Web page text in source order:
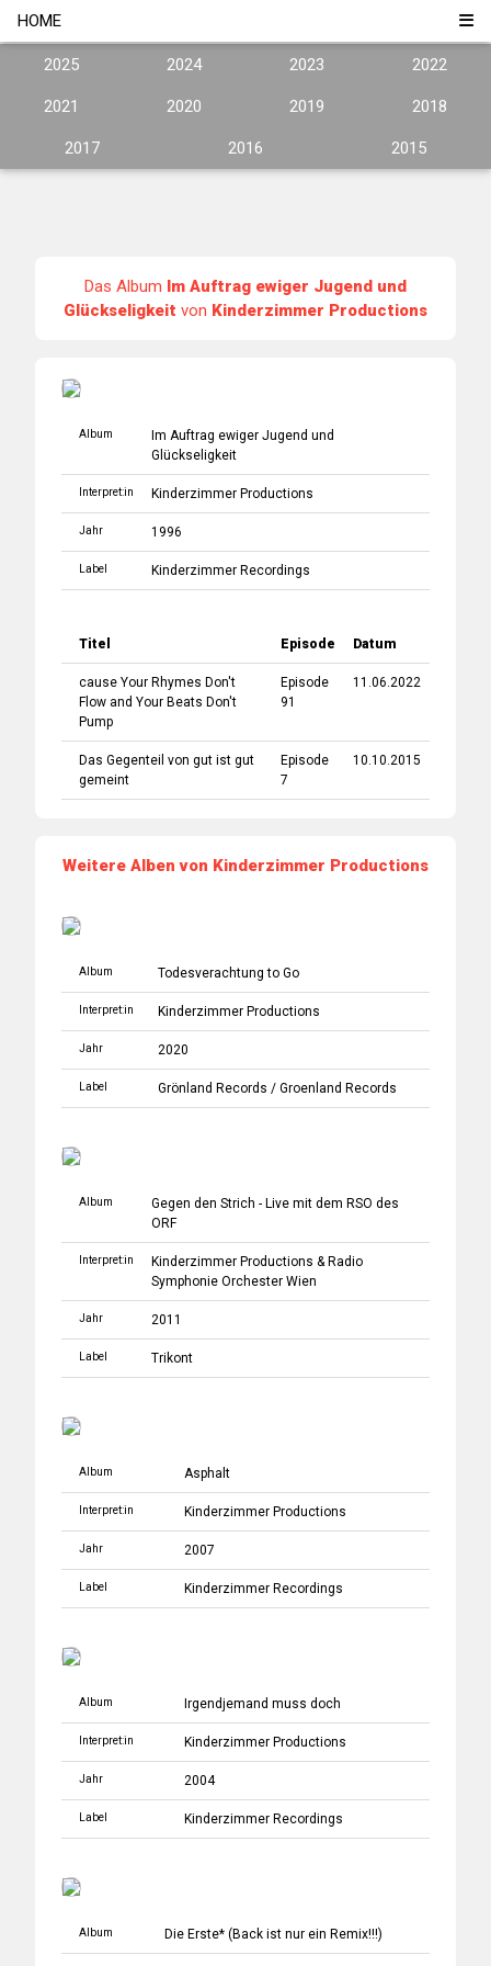
HOME
2025 2024 2023 2022
2021 2020 2019 2018
2017 2016 2015
Das Album Im Auftrag ewiger Jugend und
Glückseligkeit von Kinderzimmer Productions
Album
Im Auftrag ewiger Jugend und
Glückseligkeit
Interpret:in Kinderzimmer Productions
Jahr 1996
Label Kinderzimmer Recordings
Titel Episode Datum
cause Your Rhymes Don't
Flow and Your Beats Don't
Pump
Episode
91
11.06.2022
Das Gegenteil von gut ist gut
gemeint
Episode
7
10.10.2015
Weitere Alben von Kinderzimmer Productions
Album Todesverachtung to Go
Interpret:in Kinderzimmer Productions
Jahr 2020
Label Grönland Records / Groenland Records
Album
Gegen den Strich - Live mit dem RSO des
ORF
Interpret:in Kinderzimmer Productions & Radio
Symphonie Orchester Wien
Jahr 2011
Label Trikont
Album Asphalt
Interpret:in Kinderzimmer Productions
Jahr 2007
Label Kinderzimmer Recordings
Album Irgendjemand muss doch
Interpret:in Kinderzimmer Productions
Jahr 2004
Label Kinderzimmer Recordings
Album Die Erste* (Back ist nur ein Remix!!!)